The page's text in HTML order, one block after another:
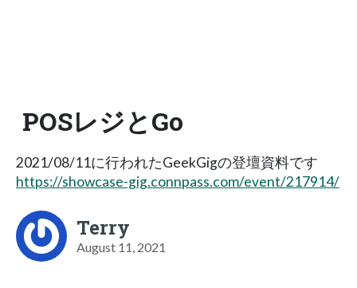
POSレジとGo
2021/08/11に行われたGeekGigの登壇資料です
https://showcase-gig.connpass.com/event/217914/
Terry
August 11, 2021